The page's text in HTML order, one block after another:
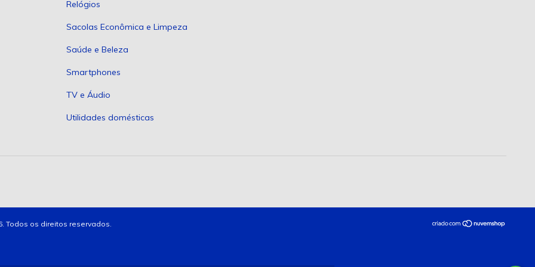
Relógios
Sacolas Econômica e Limpeza
Saúde e Beleza
Smartphones
TV e Áudio
Utilidades domésticas
Todos os direitos reservados.